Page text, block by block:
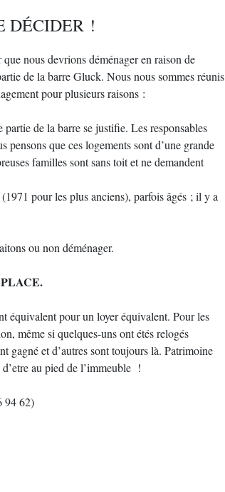
DÉCIDER !
nous devrions déménager en raison de
de la barre Gluck. Nous nous sommes réunis
pour plusieurs raisons :
de la barre se justifie. Les responsables
que ces logements sont d’une grande
familles sont sans toit et ne demandent
pour les plus anciens), parfois âgés ; il y a
ou non déménager.
équivalent pour un loyer équivalent. Pour les
même si quelques-uns ont étés relogés
gagné et d’autres sont toujours là. Patrimoine
au pied de l’immeuble !
94 62)